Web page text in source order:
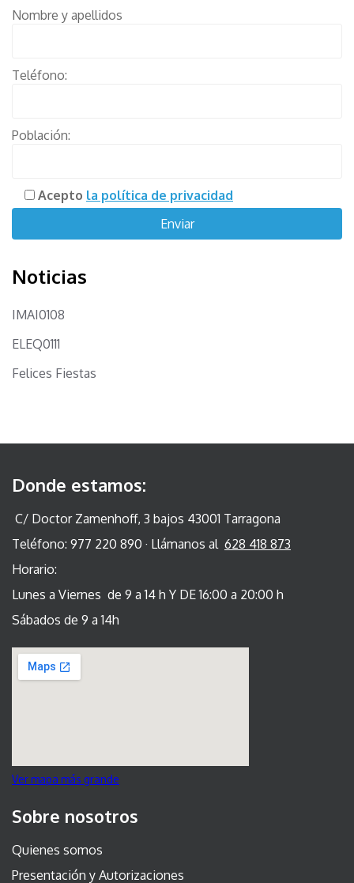
Nombre y apellidos
Teléfono:
Población:
Acepto la política de privacidad
Noticias
IMAI0108
ELEQ0111
Felices Fiestas
Donde estamos:
C/ Doctor Zamenhoff, 3 bajos 43001 Tarragona
Teléfono: 977 220 890 · Llámanos al 628 418 873
Horario:
Lunes a Viernes de 9 a 14 h Y DE 16:00 a 20:00 h
Sábados de 9 a 14h
Ver mapa más grande
Sobre nosotros
Quienes somos
Presentación y Autorizaciones